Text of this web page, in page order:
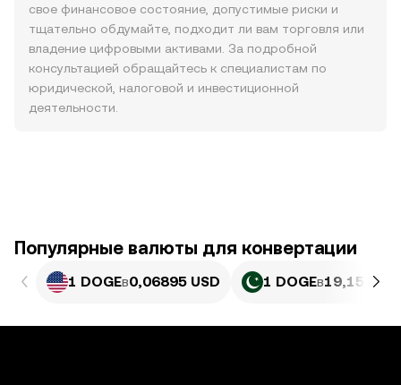
свое финансовое состояние, допустимые риски и
тщательно обдумайте, подходит ли вам торговля или
владение цифровыми активами. За подробной
консультацией обращайтесь к специалистам по
юридической, налоговой и инвестиционной
деятельности.
Популярные валюты для конвертации
1 DOGEв0,06895 USD 1 DOGEв19,15 PKR